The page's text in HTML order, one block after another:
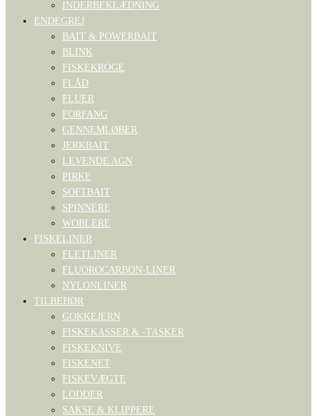
INDERBEKLÆDNING
ENDEGREJ
BAIT & POWERBAIT
BLINK
FISKEKROGE
FLÅD
FLUER
FORFANG
GENNEMLØBER
JERKBAIT
LEVENDE AGN
PIRKE
SOFTBAIT
SPINNERE
WOBLERE
FISKELINER
FLETLINER
FLUOROCARBON-LINER
NYLONLINER
TILBEHØR
GOKKEJERN
FISKEKASSER & -TASKER
FISKEKNIVE
FISKENET
FISKEVÆGTE
LODDER
SAKSE & KLIPPERE